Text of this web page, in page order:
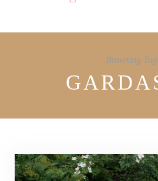
Browsing Tag